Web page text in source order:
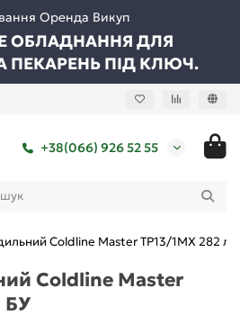
Оренда Викуп
ОБЛАДНАННЯ ДЛЯ
ПЕКАРЕНЬ ПІД КЛЮЧ.
+38(066) 926 52 55
Coldline Master TP13/1MХ 282 л
Coldline Master
БУ